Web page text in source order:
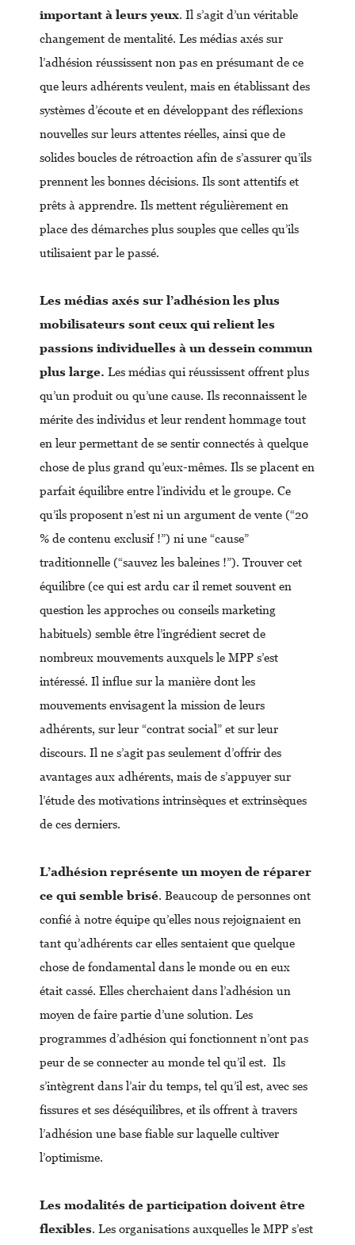
important à leurs yeux. Il s’agit d’un véritable
changement de mentalité. Les médias axés sur
l’adhésion réussissent non pas en présumant de ce
que leurs adhérents veulent, mais en établissant des
systèmes d’écoute et en développant des réflexions
nouvelles sur leurs attentes réelles, ainsi que de
solides boucles de rétroaction afin de s’assurer qu’ils
prennent les bonnes décisions. Ils sont attentifs et
prêts à apprendre. Ils mettent régulièrement en
place des démarches plus souples que celles qu’ils
utilisaient par le passé.
Les médias axés sur l’adhésion les plus
mobilisateurs sont ceux qui relient les
passions individuelles à un dessein commun
plus large. Les médias qui réussissent offrent plus
qu’un produit ou qu’une cause. Ils reconnaissent le
mérite des individus et leur rendent hommage tout
en leur permettant de se sentir connectés à quelque
chose de plus grand qu’eux-mêmes. Ils se placent en
parfait équilibre entre l’individu et le groupe. Ce
qu’ils proposent n’est ni un argument de vente (“20
% de contenu exclusif !”) ni une “cause”
traditionnelle (“sauvez les baleines !”). Trouver cet
équilibre (ce qui est ardu car il remet souvent en
question les approches ou conseils marketing
habituels) semble être l’ingrédient secret de
nombreux mouvements auxquels le MPP s’est
intéressé. Il influe sur la manière dont les
mouvements envisagent la mission de leurs
adhérents, sur leur “contrat social” et sur leur
discours. Il ne s’agit pas seulement d’offrir des
avantages aux adhérents, mais de s’appuyer sur
l’étude des motivations intrinsèques et extrinsèques
de ces derniers.
L’adhésion représente un moyen de réparer
ce qui semble brisé. Beaucoup de personnes ont
confié à notre équipe qu’elles nous rejoignaient en
tant qu’adhérents car elles sentaient que quelque
chose de fondamental dans le monde ou en eux
était cassé. Elles cherchaient dans l’adhésion un
moyen de faire partie d’une solution. Les
programmes d’adhésion qui fonctionnent n’ont pas
peur de se connecter au monde tel qu’il est. Ils
s’intègrent dans l’air du temps, tel qu’il est, avec ses
fissures et ses déséquilibres, et ils offrent à travers
l’adhésion une base fiable sur laquelle cultiver
l’optimisme.
Les modalités de participation doivent être
flexibles. Les organisations auxquelles le MPP s’est